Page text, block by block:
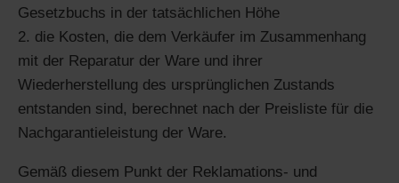
Gesetzbuchs in der tatsächlichen Höhe
die Kosten, die dem Verkäufer im Zusammenhang
mit der Reparatur der Ware und ihrer
Wiederherstellung des ursprünglichen Zustands
entstanden sind, berechnet nach der Preisliste für die
Nachgarantieleistung der Ware.
Gemäß diesem Punkt der Reklamations- und